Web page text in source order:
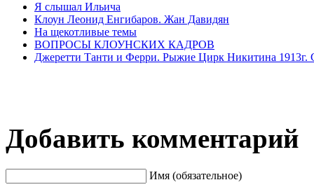
Я слышал Ильича
Клоун Леонид Енгибаров. Жан Давидян
На щекотливые темы
ВОПРОСЫ КЛОУНСКИХ КАДРОВ
Джеретти Танти и Ферри. Рыжие Цирк Никитина 1913г.
Добавить комментарий
Имя (обязательное)